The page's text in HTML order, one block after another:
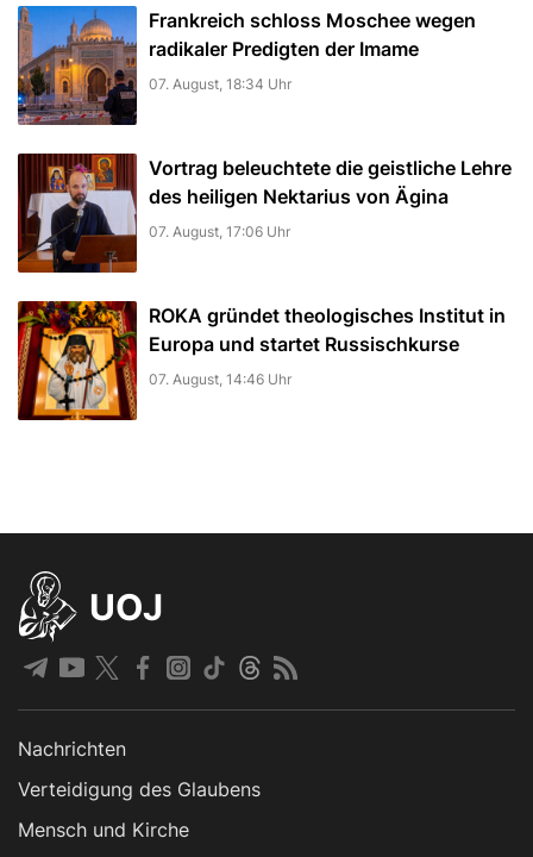
Frankreich schloss Moschee wegen
radikaler Predigten der Imame
07. August, 18:34 Uhr
Vortrag beleuchtete die geistliche Lehre
des heiligen Nektarius von Ägina
07. August, 17:06 Uhr
ROKA gründet theologisches Institut in
Europa und startet Russischkurse
07. August, 14:46 Uhr
UOJ
Nachrichten
Verteidigung des Glaubens
Mensch und Kirche